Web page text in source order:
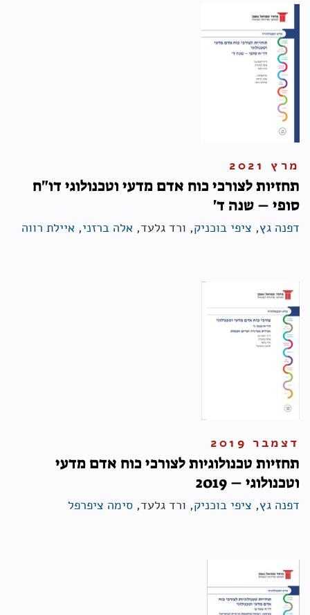
מרץ 2021
תחזיות לצורכי כוח אדם מדעי וטכנולוגי דו"ח
סופי – שנה ד'
דפנה גץ, ציפי בוכניק, ורד גלעד, אלה ברזני, איילת רווה
דצמבר 2019
תחזיות טכנולוגיות לצורכי כוח אדם מדעי
וטכנולוגי – 2019
דפנה גץ, ציפי בוכניק, ורד גלעד, סימה ציפרפל